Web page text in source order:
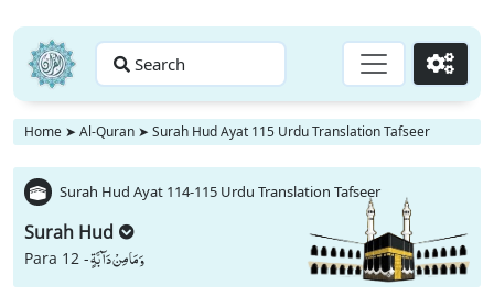
Search Go
Home ➤ Al-Quran ➤ Surah Hud Ayat 115 Urdu Translation Tafseer
Surah Hud Ayat 114-115 Urdu Translation Tafseer
Surah Hud
Para 12 -وَ مَا مِنْ دَآبَّةٍ